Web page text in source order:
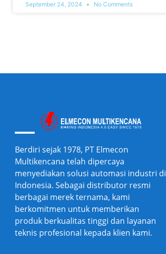
September 24, 2024 No Comments
Berdiri sejak 1978, PT Elmecon
Multikencana telah dipercaya
menyediakan solusi automasi industri di
Indonesia. Sebagai distributor resmi
berbagai merek ternama, kami
berkomitmen untuk memberikan
produk berkualitas tinggi dan layanan
teknis profesional kepada klien kami.